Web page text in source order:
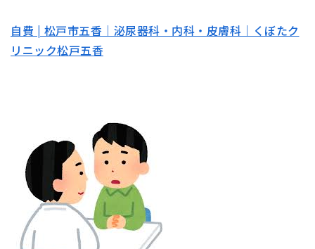
自費 | 松戸市五香｜泌尿器科・内科・皮膚科｜くぼたク
リニック松戸五香